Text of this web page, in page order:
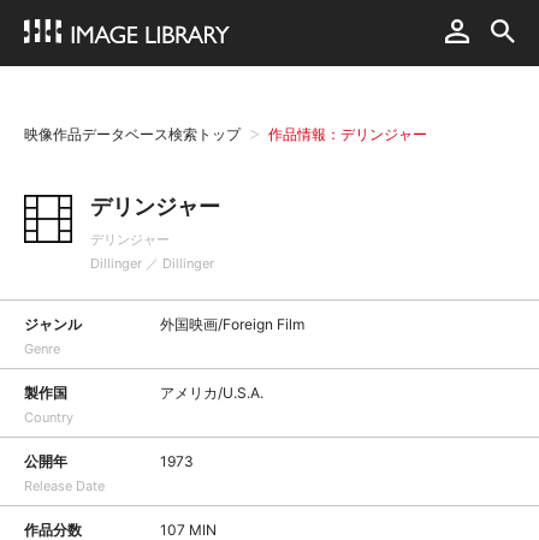
映像作品データベース検索トップ 作品情報：デリンジャー
デリンジャー
デリンジャー
Dillinger ／ Dillinger
ジャンル
Genre
外国映画/Foreign Film
製作国
Country
アメリカ/U.S.A.
公開年
Release Date
1973
作品分数 107 MIN